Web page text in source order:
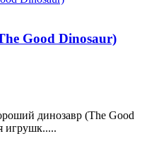
Good Dinosaur)
динозавр (The Good
игрушк.....